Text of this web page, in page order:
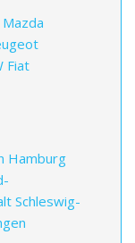
Mazda
Fiat
Hamburg
Schleswig-